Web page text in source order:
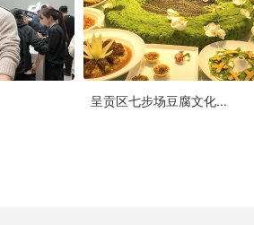
呈贡区七步场豆腐文化...